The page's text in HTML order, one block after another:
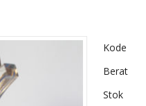
Kode
Berat
Stok